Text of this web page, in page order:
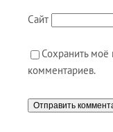
Сайт
Сохранить
комментариев.